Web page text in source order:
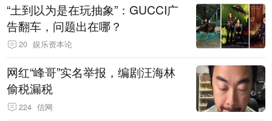
“土到以为是在玩抽象”：GUCCI广
告翻车，问题出在哪？
20 娱乐资本论
网红“峰哥”实名举报，编剧汪海林
偷税漏税
224 信网